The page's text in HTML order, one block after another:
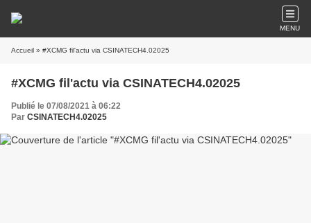
MENU
Accueil » #XCMG fil'actu via CSINATECH4.02025
#XCMG fil'actu via CSINATECH4.02025
Publié le 07/08/2021 à 06:22
Par CSINATECH4.02025